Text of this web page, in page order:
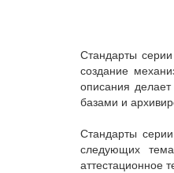
Стандарты
создание
описания
базами и
Стандарты
следующих
аттестационное